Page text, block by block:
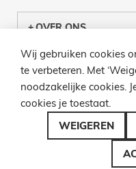
OVER ONS
KLANTENCENTRUM
INFO
BEL ONS
© 2026 LAMPENZO
Wij gebruiken cookies
te verbeteren. Met
noodzakelijke cookies.
cookies je toestaat.
WEIGEREN